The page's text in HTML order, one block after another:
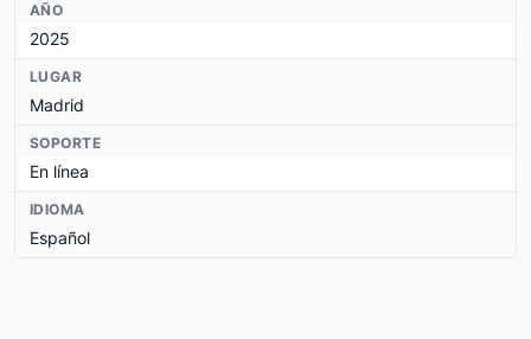
AÑO
2025
LUGAR
Madrid
SOPORTE
En línea
IDIOMA
Español